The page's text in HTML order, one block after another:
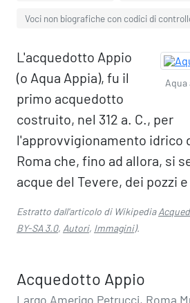
Voci non biografiche con codici di
Aqua
L'acquedotto Appio
(o Aqua Appia), fu il
primo acquedotto
costruito, nel 312 a. C., per
l'approvvigionamento idrico
Roma che, fino ad allora, si
acque del Tevere, dei pozzi
Estratto dall'articolo di Wikipedia
BY-SA 3.0, Autori, Immagini).
Acquedotto Appio
Largo Amerigo Petrucci, Roma